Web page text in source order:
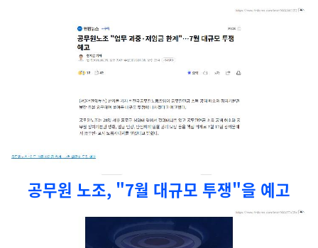
공무원 노조, "7월 대규모 투쟁"을 예고